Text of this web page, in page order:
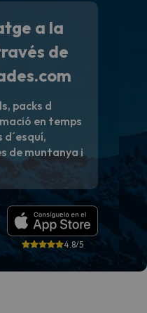
a la
de
packs d
en temps
de muntanya i
4.8/5